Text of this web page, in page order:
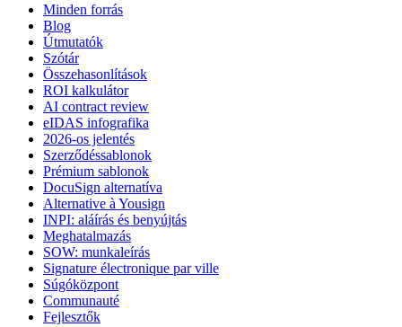
Minden forrás
Blog
Útmutatók
Szótár
Összehasonlítások
ROI kalkulátor
AI contract review
eIDAS infografika
2026-os jelentés
Szerződéssablonok
Prémium sablonok
DocuSign alternatíva
Alternative à Yousign
INPI: aláírás és benyújtás
Meghatalmazás
SOW: munkaleírás
Signature électronique par ville
Súgóközpont
Communauté
Fejlesztők